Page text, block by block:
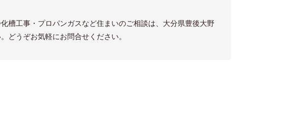
槽工事・プロパンガスなど住まいのご相談は、大分県豊後大野
どうぞお気軽にお問合せください。